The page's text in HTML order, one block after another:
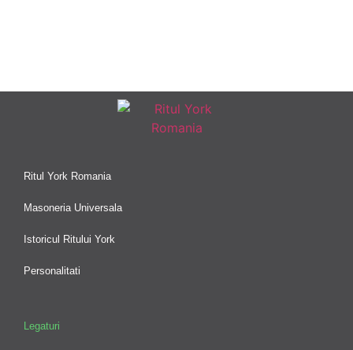
Ritul York Romania
Masoneria Universala
Istoricul Ritului York
Personalitati
Legaturi